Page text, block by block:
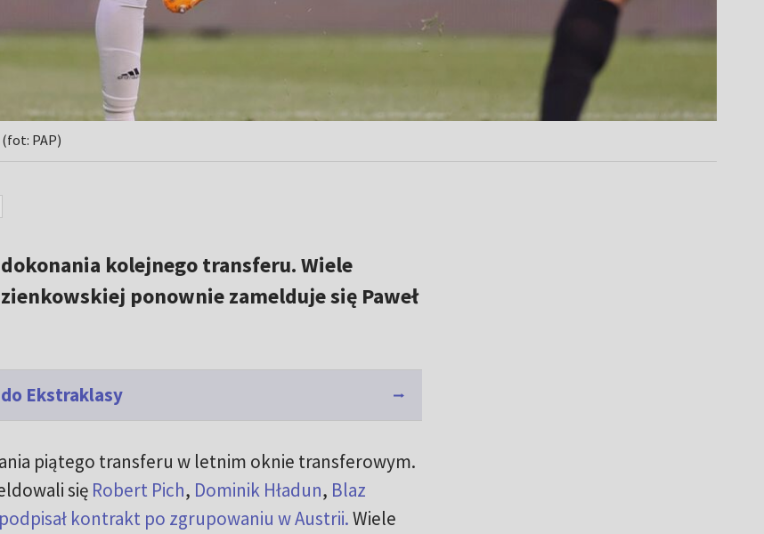
PAP)
kolejnego transferu. Wiele
ponownie zamelduje się Paweł
Ekstraklasy
piątego transferu w letnim oknie transferowym.
się Robert Pich, Dominik Hładun, Blaz
kontrakt po zgrupowaniu w Austrii.Wiele